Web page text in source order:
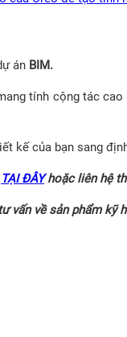
án BIM.
tính cộng tác
kế của bạn sang
TẠI ĐÂYhoặc liên hệ
vấn về sản phẩm kỹ